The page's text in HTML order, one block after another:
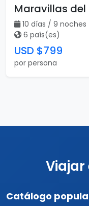
10 días
6 país(es)